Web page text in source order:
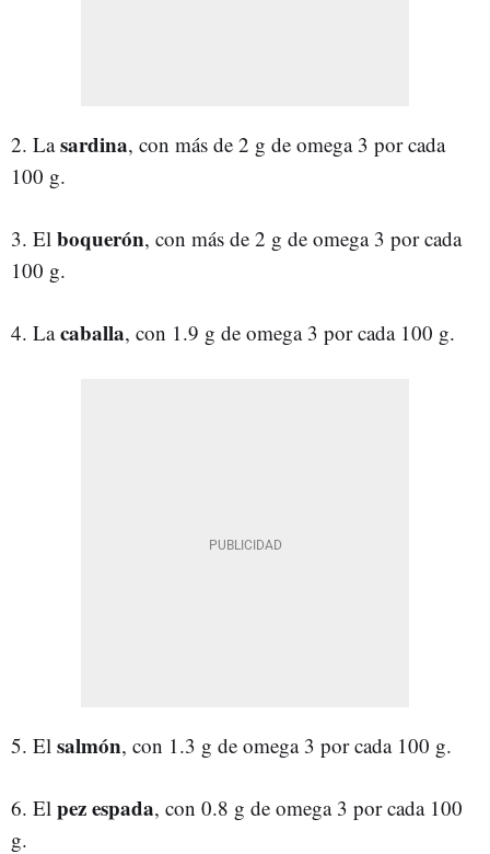
2. Lasardina, con más de 2 g de omega 3 por cada
100 g.
3. El boquerón, con más de 2 g de omega 3 por cada
100 g.
4. Lacaballa, con 1.9 g de omega 3 por cada 100 g.
5. El salmón, con 1.3 g de omega 3 por cada 100 g.
6. El pez espada, con 0.8 g de omega 3 por cada 100
g.